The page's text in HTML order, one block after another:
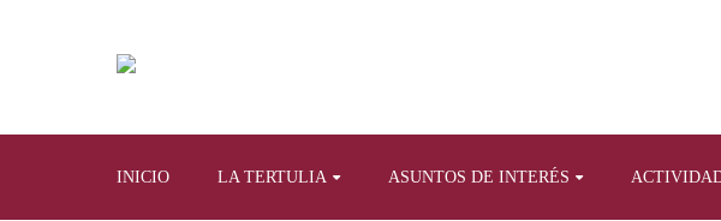
INICIO LA TERTULIA ASUNTOS DE INTERÉS